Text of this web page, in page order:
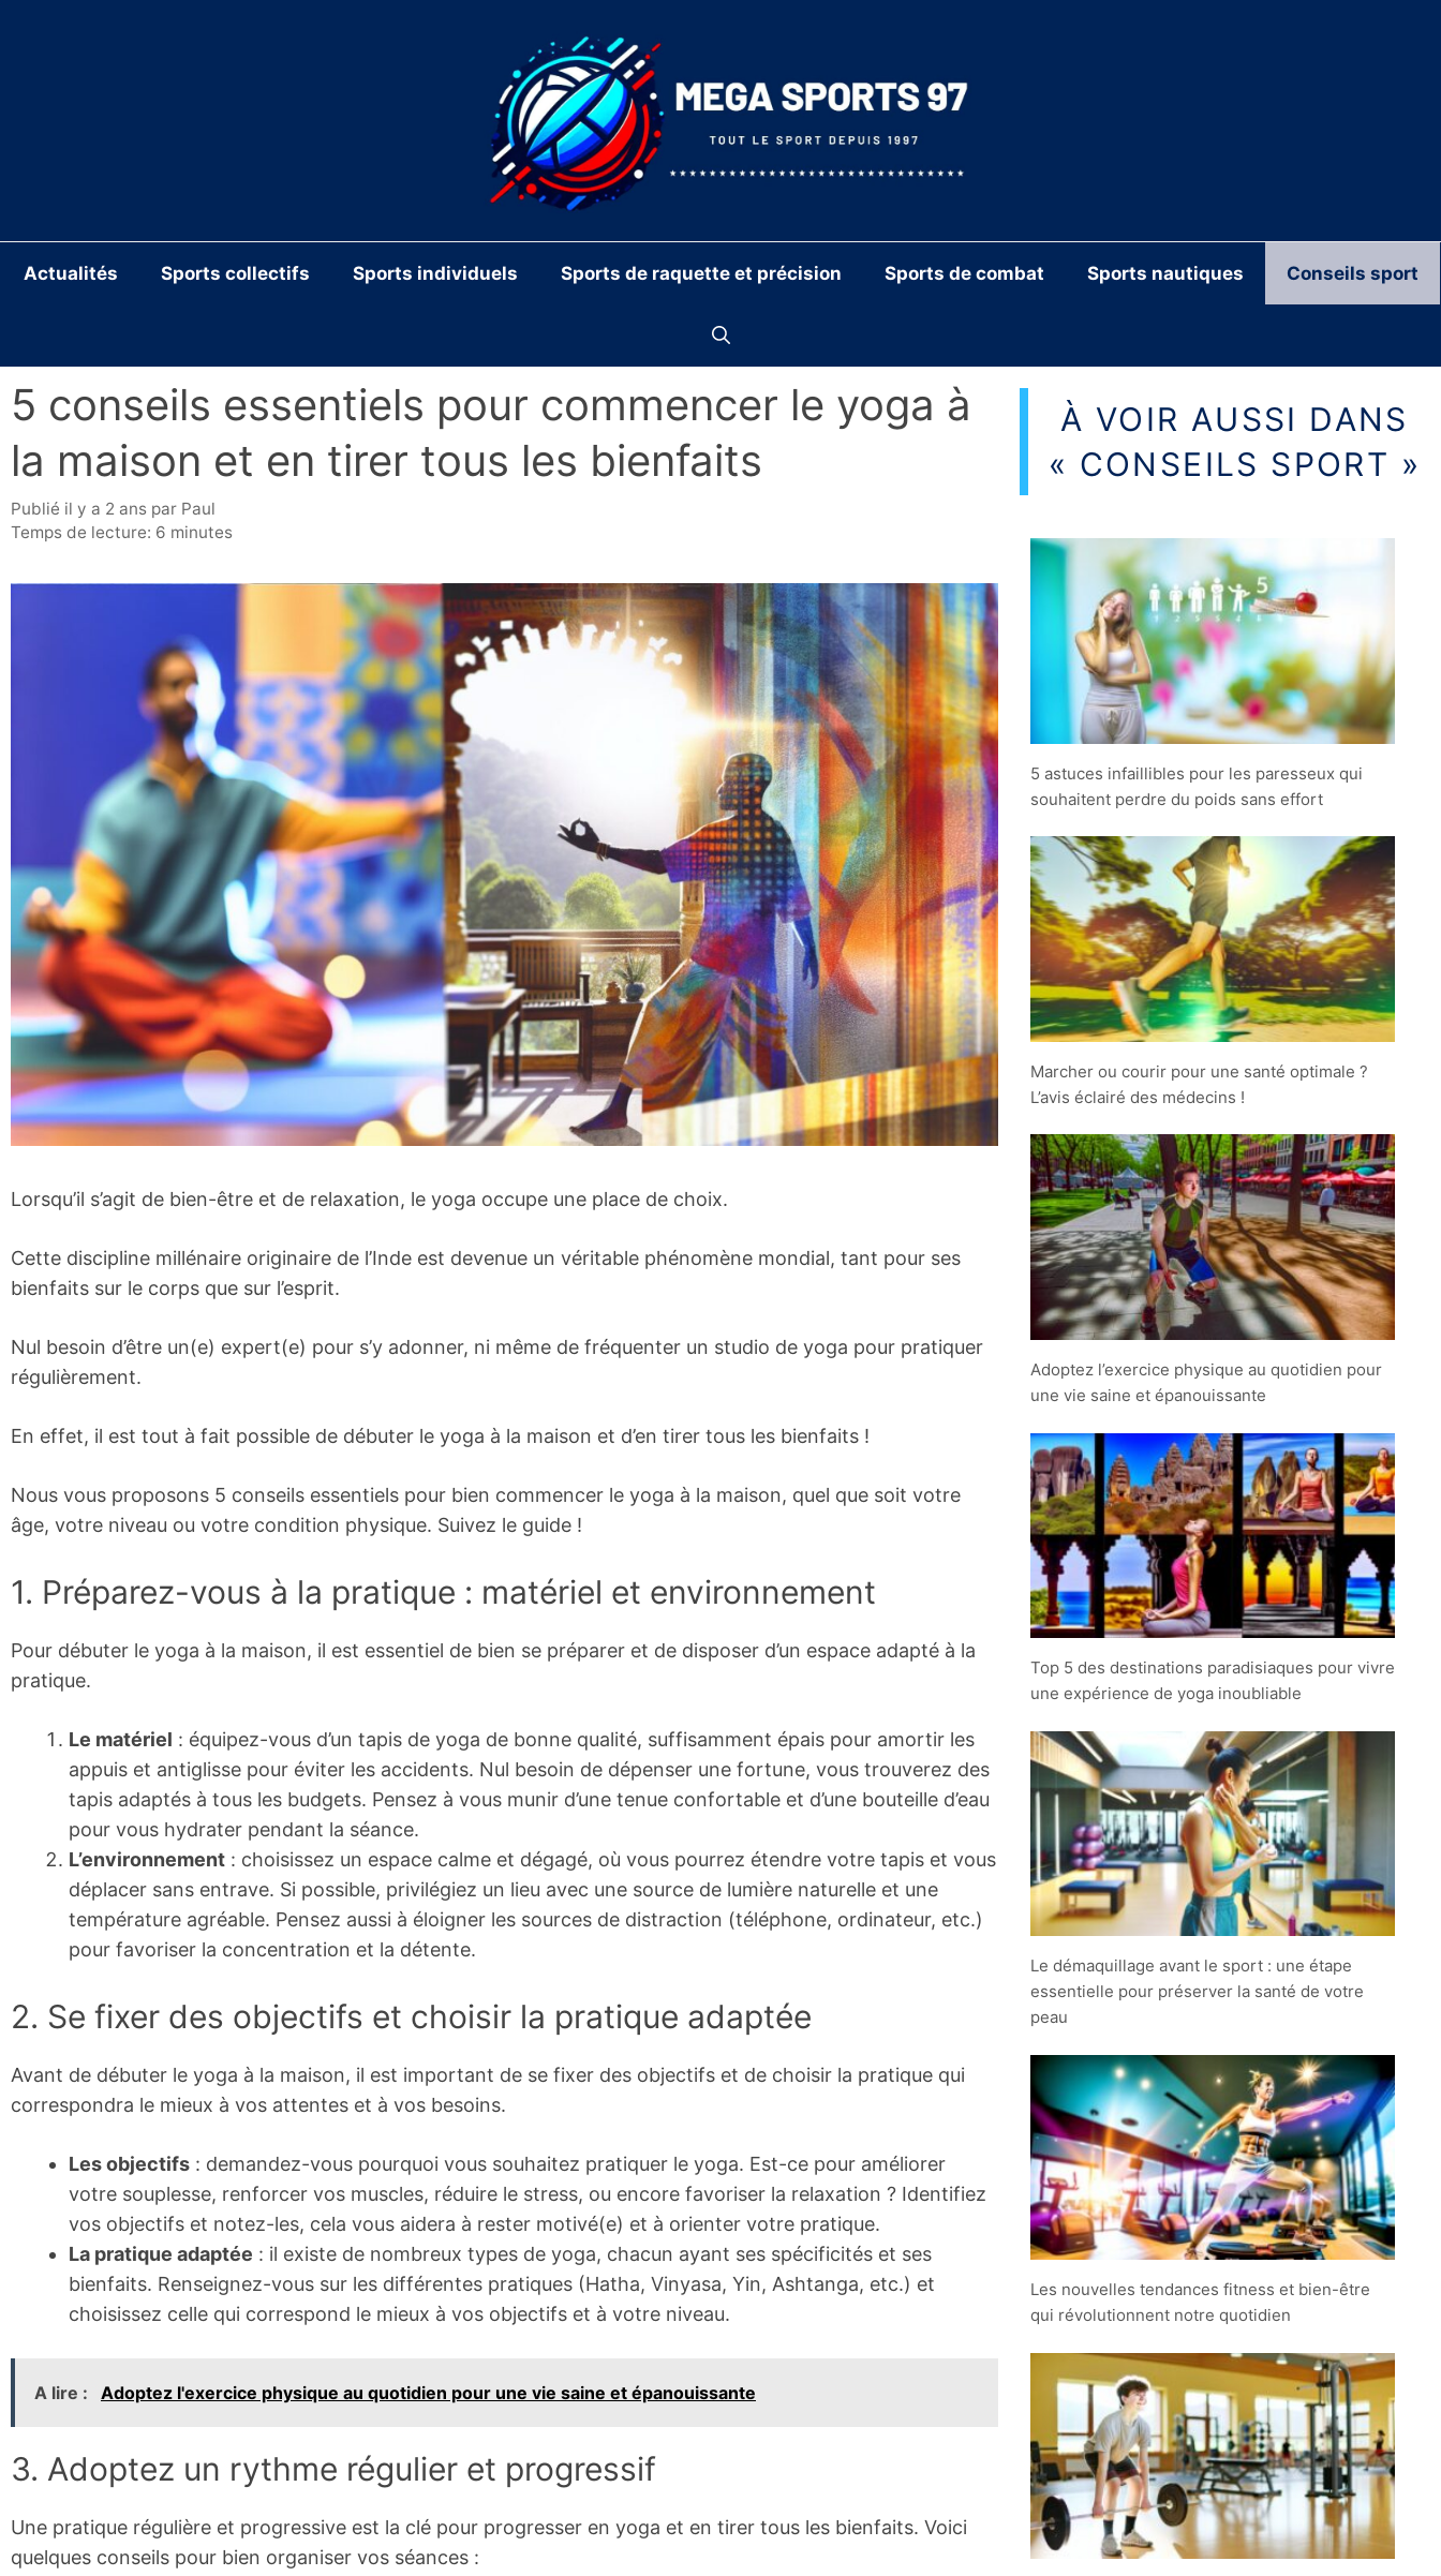
Actualités Sports collectifs Sports individuels Sports de raquette et précision Sports de combat Sports nautiques Conseils sport
5 conseils essentiels pour commencer le yoga à
la maison et en tirer tous les bienfaits
publié il y a 2 ans par Paul
Temps de lecture: 6 minutes
Lorsqu’il s’agit de bien-être et de relaxation, le yoga occupe une place de choix.
Cette discipline millénaire originaire de l’Inde est devenue un véritable phénomène mondial, tant pour ses
bienfaits sur le corps que sur l’esprit.
Nul besoin d’être un(e) expert(e) pour s’y adonner, ni même de fréquenter un studio de yoga pour pratiquer
régulièrement.
En effet, il est tout à fait possible de débuter le yoga à la maison et d’en tirer tous les bienfaits !
Nous vous proposons 5 conseils essentiels pour bien commencer le yoga à la maison, quel que soit votre
âge, votre niveau ou votre condition physique. Suivez le guide !
1. Préparez-vous à la pratique : matériel et environnement
Pour débuter le yoga à la maison, il est essentiel de bien se préparer et de disposer d’un espace adapté à la
pratique.
Le matériel : équipez-vous d’un tapis de yoga de bonne qualité, suffisamment épais pour amortir les
appuis et antiglisse pour éviter les accidents. Nul besoin de dépenser une fortune, vous trouverez des
tapis adaptés à tous les budgets. Pensez à vous munir d’une tenue confortable et d’une bouteille d’eau
pour vous hydrater pendant la séance.
L’environnement : choisissez un espace calme et dégagé, où vous pourrez étendre votre tapis et vous
déplacer sans entrave. Si possible, privilégiez un lieu avec une source de lumière naturelle et une
température agréable. Pensez aussi à éloigner les sources de distraction (téléphone, ordinateur, etc.)
pour favoriser la concentration et la détente.
2. Se fixer des objectifs et choisir la pratique adaptée
Avant de débuter le yoga à la maison, il est important de se fixer des objectifs et de choisir la pratique qui
correspondra le mieux à vos attentes et à vos besoins.
Les objectifs : demandez-vous pourquoi vous souhaitez pratiquer le yoga. Est-ce pour améliorer
votre souplesse, renforcer vos muscles, réduire le stress, ou encore favoriser la relaxation ? Identifiez
vos objectifs et notez-les, cela vous aidera à rester motivé(e) et à orienter votre pratique.
La pratique adaptée : il existe de nombreux types de yoga, chacun ayant ses spécificités et ses
bienfaits. Renseignez-vous sur les différentes pratiques (Hatha, Vinyasa, Yin, Ashtanga, etc.) et
choisissez celle qui correspond le mieux à vos objectifs et à votre niveau.
A lire : Adoptez l'exercice physique au quotidien pour une vie saine et épanouissante
3. Adoptez un rythme régulier et progressif
Une pratique régulière et progressive est la clé pour progresser en yoga et en tirer tous les bienfaits. Voici
quelques conseils pour bien organiser vos séances :
À VOIR AUSSI DANS
« CONSEILS SPORT »
5 astuces infaillibles pour les paresseux qui
souhaitent perdre du poids sans effort
Marcher ou courir pour une santé optimale ?
L’avis éclairé des médecins !
Adoptez l’exercice physique au quotidien pour
une vie saine et épanouissante
Top 5 des destinations paradisiaques pour vivre
une expérience de yoga inoubliable
Le démaquillage avant le sport : une étape
essentielle pour préserver la santé de votre
peau
Les nouvelles tendances fitness et bien-être
qui révolutionnent notre quotidien